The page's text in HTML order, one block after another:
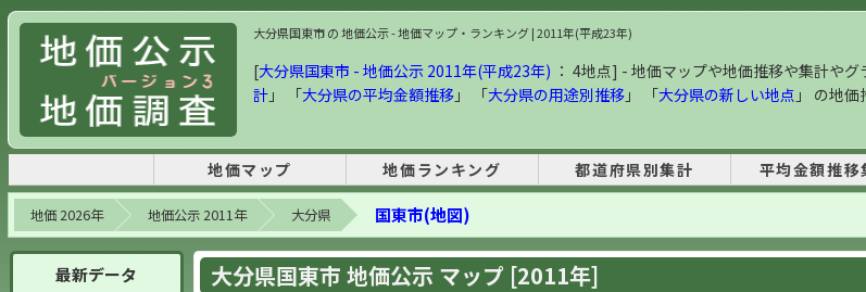
大分県国東市 の 地価公示 - 地価マップ・ランキング | 2011年(平成23年)
[大分県国東市 - 地価公示 2011年(平成23年) ： 4地点] - 地価マップや地価推移や集計や
計」 「大分県の平均金額推移」 「大分県の用途別推移」 「大分県の新しい地点 」 の地価
地価マップ 地価ランキング 都道府県別集計 平均金額推移
地価 2026年 地価公示 2011年 大分県 国東市(地図)
最新データ
大分県国東市 地価公示 マップ [2011年]